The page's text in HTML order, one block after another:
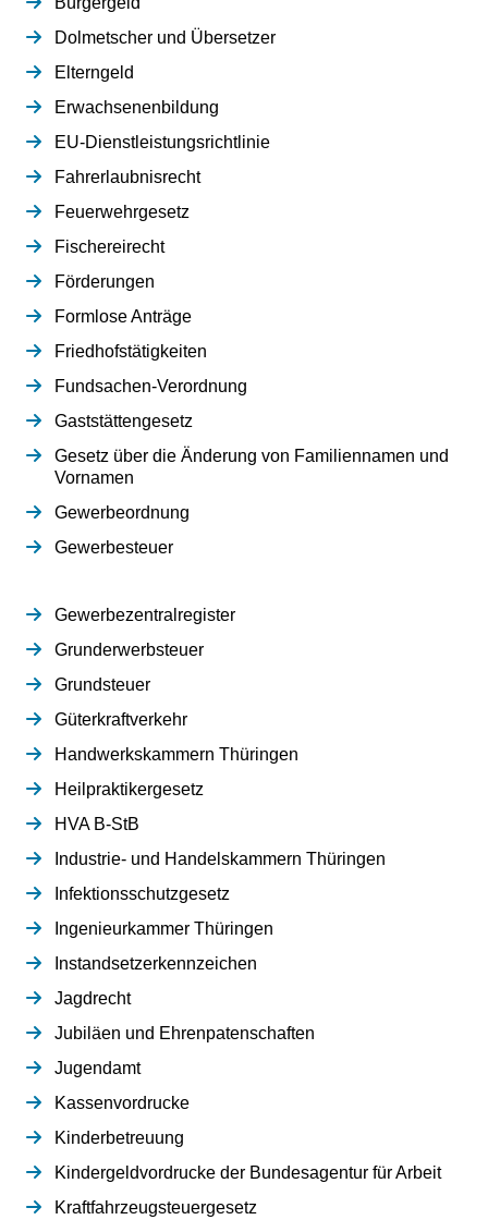
Dolmetscher und Übersetzer
Elterngeld
Erwachsenenbildung
EU-Dienstleistungsrichtlinie
Fahrerlaubnisrecht
Feuerwehrgesetz
Fischereirecht
Förderungen
Formlose Anträge
Friedhofstätigkeiten
Fundsachen-Verordnung
Gaststättengesetz
Gesetz über die Änderung von Familiennamen und
Vornamen
Gewerbeordnung
Gewerbesteuer
Gewerbezentralregister
Grunderwerbsteuer
Grundsteuer
Güterkraftverkehr
Handwerkskammern Thüringen
Heilpraktikergesetz
HVA B-StB
Industrie- und Handelskammern Thüringen
Infektionsschutzgesetz
Ingenieurkammer Thüringen
Instandsetzerkennzeichen
Jagdrecht
Jubiläen und Ehrenpatenschaften
Jugendamt
Kassenvordrucke
Kinderbetreuung
Kindergeldvordrucke der Bundesagentur für Arbeit
Kraftfahrzeugsteuergesetz